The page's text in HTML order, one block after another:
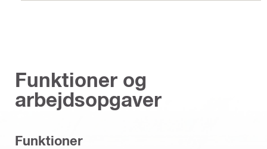
Funktioner og
arbejdsopgaver
Funktioner